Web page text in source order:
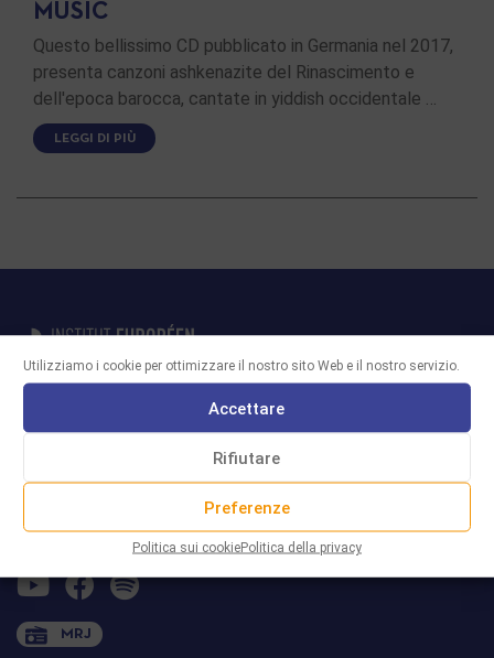
Utilizziamo i cookie per ottimizzare il nostro sito Web e il nostro servizio.
Accettare
Rifiutare
Preferenze
Politica sui cookiePolitica della privacy
MUSIC
Questo bellissimo CD pubblicato in Germania nel 2017,
presenta canzoni ashkenazite del Rinascimento e
dell'epoca barocca, cantate in yiddish occidentale …
LEGGI DI PIÙ
(Accès par le 42 rue Nationale)
+ 33 (0)1 45 82 20 52
MRJ